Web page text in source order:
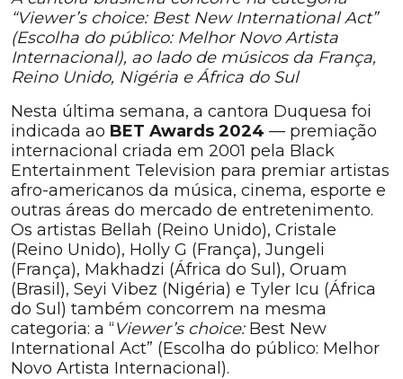
“Viewer’s choice: Best New International Act”
(Escolha do público: Melhor Novo Artista
Internacional), ao lado de músicos da França,
Reino Unido, Nigéria e África do Sul
Nesta última semana, a cantora Duquesa foi
indicada ao BET Awards 2024 — premiação
internacional criada em 2001 pela Black
Entertainment Television para premiar artistas
afro-americanos da música, cinema, esporte e
outras áreas do mercado de entretenimento.
Os artistas Bellah (Reino Unido), Cristale
(Reino Unido), Holly G (França), Jungeli
(França), Makhadzi (África do Sul), Oruam
(Brasil), Seyi Vibez (Nigéria) e Tyler Icu (África
do Sul) também concorrem na mesma
categoria: a “Viewer’s choice: Best New
International Act” (Escolha do público: Melhor
Novo Artista Internacional).